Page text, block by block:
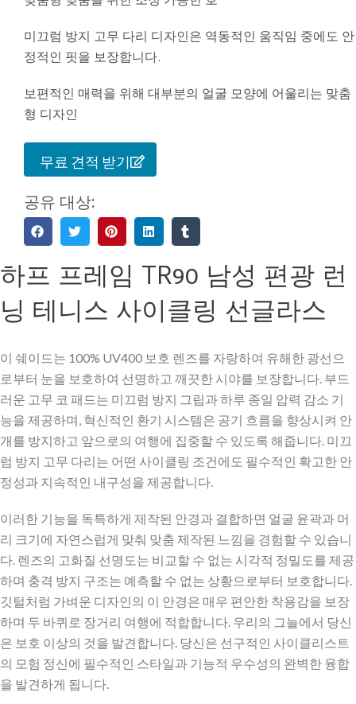
미끄럼 방지 고무 다리 디자인은 역동적인 움직임 중에도 안
정적인 핏을 보장합니다.
보편적인 매력을 위해 대부분의 얼굴 모양에 어울리는 맞춤
형 디자인
무료 견적 받기
공유 대상:
하프 프레임 TR90 남성 편광 런
닝 테니스 사이클링 선글라스
이 쉐이드는 100% UV400 보호 렌즈를 자랑하여 유해한 광선으
로부터 눈을 보호하여 선명하고 깨끗한 시야를 보장합니다. 부드
러운 고무 코 패드는 미끄럼 방지 그립과 하루 종일 압력 감소 기
능을 제공하며, 혁신적인 환기 시스템은 공기 흐름을 향상시켜 안
개를 방지하고 앞으로의 여행에 집중할 수 있도록 해줍니다. 미끄
럼 방지 고무 다리는 어떤 사이클링 조건에도 필수적인 확고한 안
정성과 지속적인 내구성을 제공합니다.
이러한 기능을 독특하게 제작된 안경과 결합하면 얼굴 윤곽과 머
리 크기에 자연스럽게 맞춰 맞춤 제작된 느낌을 경험할 수 있습니
다. 렌즈의 고화질 선명도는 비교할 수 없는 시각적 정밀도를 제공
하며 충격 방지 구조는 예측할 수 없는 상황으로부터 보호합니다.
깃털처럼 가벼운 디자인의 이 안경은 매우 편안한 착용감을 보장
하며 두 바퀴로 장거리 여행에 적합합니다. 우리의 그늘에서 당신
은 보호 이상의 것을 발견합니다. 당신은 선구적인 사이클리스트
의 모험 정신에 필수적인 스타일과 기능적 우수성의 완벽한 융합
을 발견하게 됩니다.